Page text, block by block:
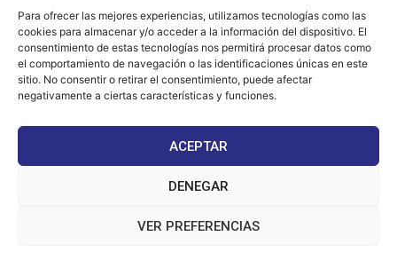
Para ofrecer las mejores experiencias, utilizamos tecnologías como las
cookies para almacenar y/o acceder a la información del dispositivo. El
consentimiento de estas tecnologías nos permitirá procesar datos como
el comportamiento de navegación o las identificaciones únicas en este
sitio. No consentir o retirar el consentimiento, puede afectar
negativamente a ciertas características y funciones.
ACEPTAR
DENEGAR
VER PREFERENCIAS
Polígono Comercial Urbisur (Cita previa) 11130
Chiclana de la Fra. (Cádiz)
667 457 908
info@mantonesdelsur.com
mantonesdelsur@gmail.com